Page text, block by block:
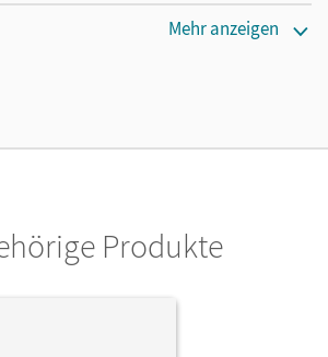
zum Print-Titel nutzen möchten.
Mehr anzeigen
Produkte